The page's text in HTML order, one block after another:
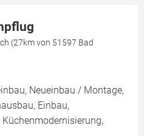
(27km von 51597 Bad
Neueinbau / Montage,
Einbau,